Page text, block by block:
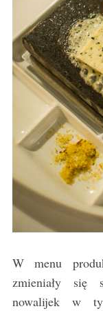
W menu
zmieniały się
nowalijek w